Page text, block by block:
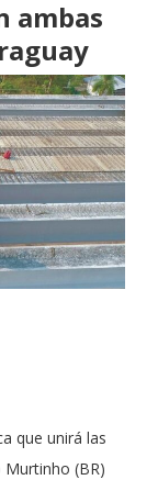
ambas
que unirá las
Murtinho (BR)